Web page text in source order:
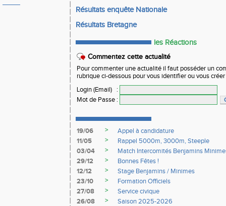
Résultats enquête Nationale
Résultats Bretagne
les Réactions
Commentez cette actualité
Pour commenter une actualité il faut posséder un
rubrique ci-dessous pour vous identifier ou vous
Login (Email)
:
Mot de Passe :
19/06 >
Appel à candidature
11/05
>
Rappel 5000m, 3000m, Steeple
03/04
>
Match Intercomités Benjamins
29/12
>
Bonnes Fêtes !
12/12
>
Stage Benjamins / Minimes
23/10
>
Formation Officiels
27/08
>
Service civique
26/08
>
Saison 2025-2026